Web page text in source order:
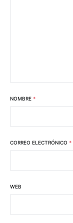
NOMBRE *
CORREO ELECTRÓNICO *
WEB